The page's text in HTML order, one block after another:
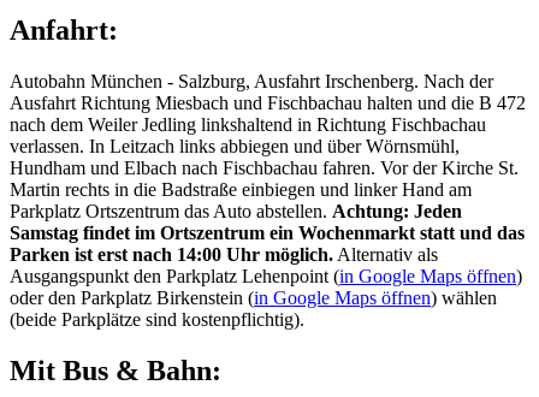
Anfahrt:
Autobahn München - Salzburg, Ausfahrt Irschenberg. Nach der
Ausfahrt Richtung Miesbach und Fischbachau halten und die B 472
nach dem Weiler Jedling linkshaltend in Richtung Fischbachau
verlassen. In Leitzach links abbiegen und über Wörnsmühl,
Hundham und Elbach nach Fischbachau fahren. Vor der Kirche St.
Martin rechts in die Badstraße einbiegen und linker Hand am
Parkplatz Ortszentrum das Auto abstellen. Achtung: Jeden
Samstag findet im Ortszentrum ein Wochenmarkt statt und das
Parken ist erst nach 14:00 Uhr möglich. Alternativ als
Ausgangspunkt den Parkplatz Lehenpoint (in Google Maps öffnen)
oder den Parkplatz Birkenstein (in Google Maps öffnen) wählen
(beide Parkplätze sind kostenpflichtig).
Mit Bus & Bahn: